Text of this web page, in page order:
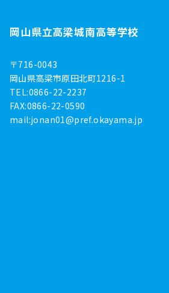
岡山県立高梁城南高等学校
〒716-0043
岡山県高梁市原田北町1216-1
TEL:0866-22-2237
FAX:0866-22-0590
mail:jonan01@pref.okayama.jp